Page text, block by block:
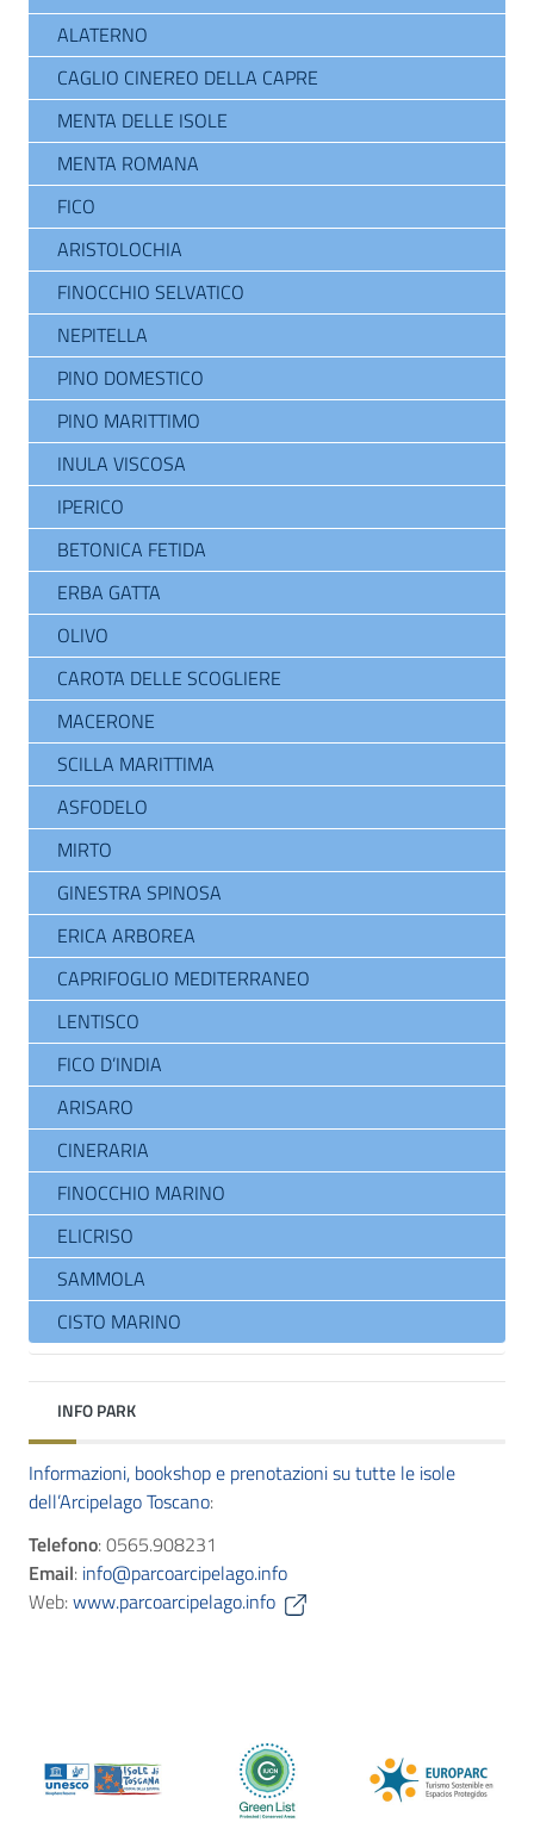
ALATERNO
CAGLIO CINEREO DELLA CAPRE
MENTA DELLE ISOLE
MENTA ROMANA
FICO
ARISTOLOCHIA
FINOCCHIO SELVATICO
NEPITELLA
PINO DOMESTICO
PINO MARITTIMO
INULA VISCOSA
IPERICO
BETONICA FETIDA
ERBA GATTA
OLIVO
CAROTA DELLE SCOGLIERE
MACERONE
SCILLA MARITTIMA
ASFODELO
MIRTO
GINESTRA SPINOSA
ERICA ARBOREA
CAPRIFOGLIO MEDITERRANEO
LENTISCO
FICO D’INDIA
ARISARO
CINERARIA
FINOCCHIO MARINO
ELICRISO
SAMMOLA
CISTO MARINO
INFO PARK
Informazioni, bookshop e prenotazioni su tutte le isole
dell’Arcipelago Toscano:
Telefono: 0565.908231
Email: info@parcoarcipelago.info
Web:www.parcoarcipelago.info